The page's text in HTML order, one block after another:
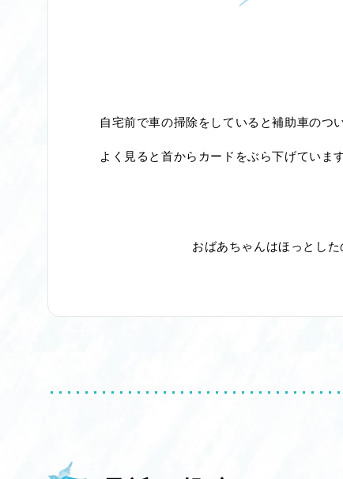
自宅前で車の掃除をしていると補助車のつ
よく見ると首からカードをぶら下げていま
おばあちゃんはほっとし